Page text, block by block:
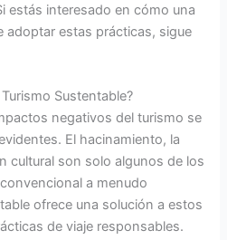
estás interesado en cómo una
adoptar estas prácticas, sigue
Sustentable?
negativos del turismo se
El hacinamiento, la
cultural son solo algunos de los
a menudo
ofrece una solución a estos
de viaje responsables.